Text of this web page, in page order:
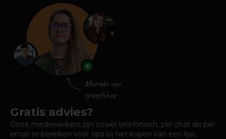
Gratis advies?
Onze medewerkers zijn zowel telefonisch, per chat als per
email te bereiken voor tips bij het kopen van een lijst.